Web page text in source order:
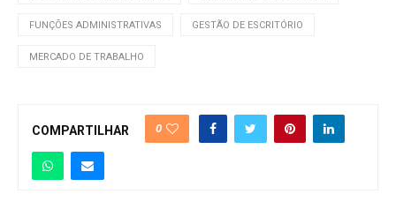
FUNÇÕES ADMINISTRATIVAS GESTÃO DE ESCRITÓRIO
MERCADO DE TRABALHO
COMPARTILHAR 0